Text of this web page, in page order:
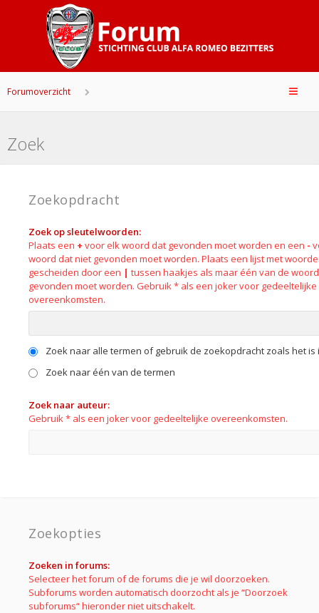
Forumoverzicht
Zoek
Zoekopdracht
Zoek op sleutelwoorden:
Plaats een + voor elk woord dat gevonden moet worden en een -
woord dat niet gevonden moet worden. Plaats een lijst met
gescheiden door een | tussen haakjes als maar één van de
gevonden moet worden. Gebruik * als een joker voor gedeeltelijke
overeenkomsten.
Zoek naar alle termen of gebruik de zoekopdracht zoals het is
Zoek naar één van de termen
Zoek naar auteur:
Gebruik * als een joker voor gedeeltelijke overeenkomsten.
Zoekopties
Zoeken in forums:
Selecteer het forum of de forums die je wil doorzoeken.
Subforums worden automatisch doorzocht als je “Doorzoek
subforums“ hieronder niet uitschakelt.